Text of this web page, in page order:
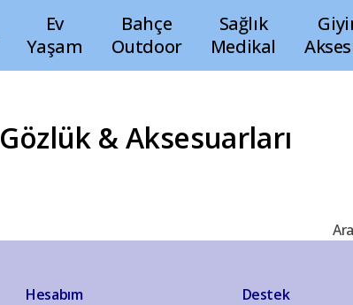
Ev
Yaşam
Bahçe
Outdoor
Sağlık
Medikal
Gözlük & Aksesuarları
Hesabım Destek